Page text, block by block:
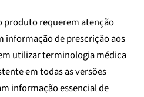
produto requerem atenção
informação de prescrição aos
utilizar terminologia médica
em todas as versões
informação essencial de